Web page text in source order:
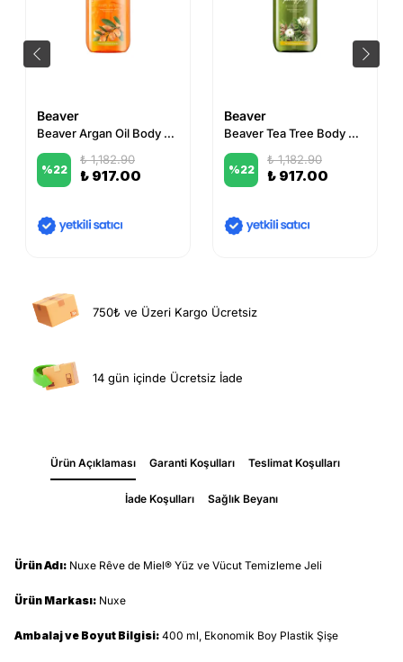
Beaver
Beaver Argan Oil Body Wash 400 ml
%22
₺ 1,182.90
₺ 917.00
Beaver
Beaver Tea Tree Body Wash 400 ml
%22
₺ 1,182.90
₺ 917.00
750₺ ve Üzeri Kargo Ücretsiz
14 gün içinde Ücretsiz İade
Ürün Açıklaması Garanti Koşulları Teslimat Koşulları
İade Koşulları Sağlık Beyanı
Ürün Adı: Nuxe Rêve de Miel® Yüz ve Vücut Temizleme Jeli
Ürün Markası: Nuxe
Ambalaj ve Boyut Bilgisi: 400 ml, Ekonomik Boy Plastik Şişe